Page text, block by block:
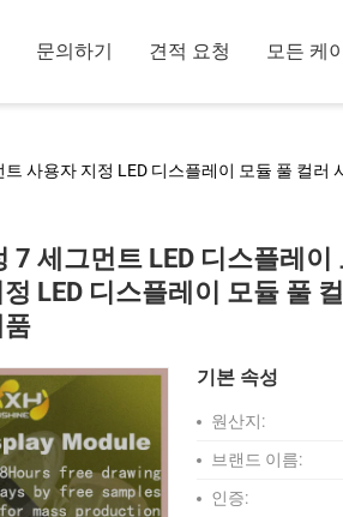
문의하기 견적 요청 모든 케
사용자 지정 LED 디스플레이 모듈 풀 컬러
7 세그먼트 LED 디스플레
LED 디스플레이 모듈 풀
품
기본 속성
원산지:
브랜드 이름:
인증: